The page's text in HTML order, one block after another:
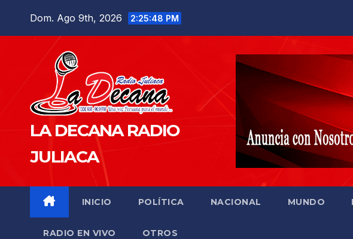
Dom. Ago 9th, 2026 2:25:49 PM
LA DECANA RADIO
JULIACA
INICIO POLÍTICA NACIONAL MUNDO
RADIO EN VIVO OTROS